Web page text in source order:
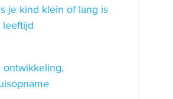
je kind klein of lang is
ontwikkeling